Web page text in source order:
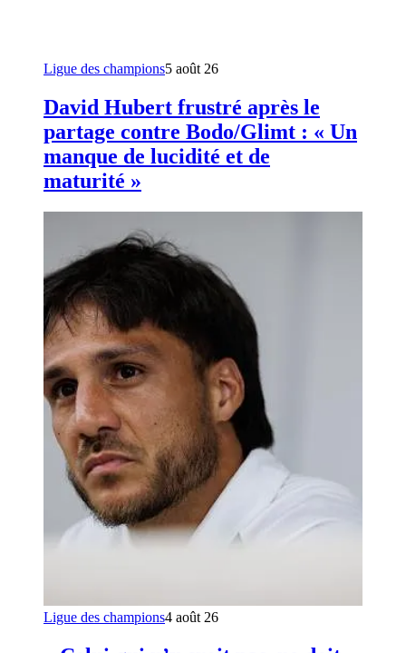
Ligue des champions5 août 26
David Hubert frustré après le
partage contre Bodo/Glimt : « Un
manque de lucidité et de
maturité »
Ligue des champions4 août 26